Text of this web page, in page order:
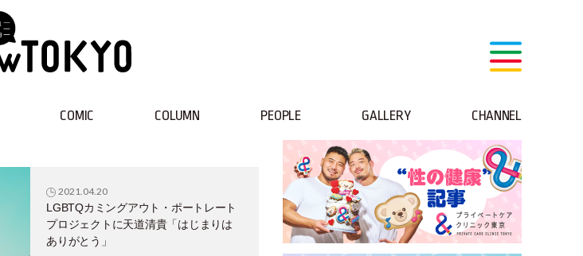
COMIC COLUMN PEOPLE GALLERY CHANNEL
2021.04.20
LGBTQカミングアウト・ポートレート
プロジェクトに天道清貴「はじまりは
ありがとう」